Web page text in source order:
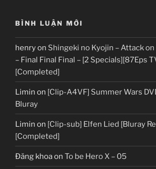
BÌNH LUẬN MỚI
henryon Shingeki no Kyojin – Attack
– Final Final Final – [2 Specials][87Eps
[Completed]
Limin on [Clip-A4VF] Summer Wars
Bluray
Limin on [Clip-sub] Elfen Lied [Bluray
[Completed]
Đăng khoaon To be Hero X – 05